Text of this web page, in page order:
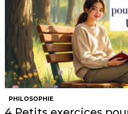
PHILOSOPHIE